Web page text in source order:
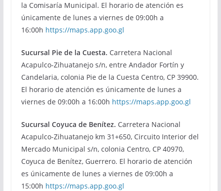
la Comisaría Municipal. El horario de atención es
únicamente de lunes a viernes de 09:00h a
16:00h https://maps.app.goo.gl
Sucursal Pie de la Cuesta. Carretera Nacional
Acapulco-Zihuatanejo s/n, entre Andador Fortín y
Candelaria, colonia Pie de la Cuesta Centro, CP 39900.
El horario de atención es únicamente de lunes a
viernes de 09:00h a 16:00h https://maps.app.goo.gl
Sucursal Coyuca de Benítez. Carretera Nacional
Acapulco-Zihuatanejo km 31+650, Circuito Interior del
Mercado Municipal s/n, colonia Centro, CP 40970,
Coyuca de Benítez, Guerrero. El horario de atención
es únicamente de lunes a viernes de 09:00h a
15:00h https://maps.app.goo.gl